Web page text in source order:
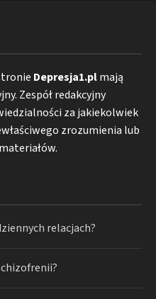
Depresja1.plmają
Zespół redakcyjny
za jakiekolwiek
zrozumienia lub
relacjach?